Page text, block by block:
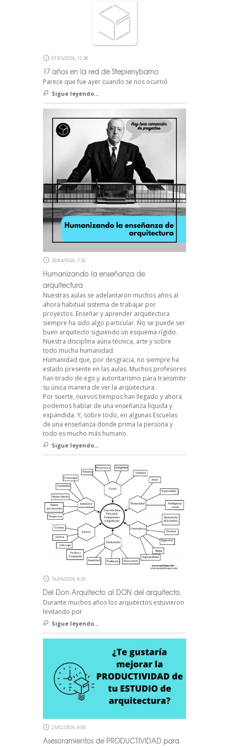
01/05/2026, 12:36
17 años en la red de Stepienybarno
Parece que fue ayer cuando se nos ocurrió
Sigue leyendo...
30/04/2026, 7:32
Humanizando la enseñanza de
arquitectura
Nuestras aulas se adelantaron muchos años al
ahora habitual sistema de trabajar por
proyectos. Enseñar y aprender arquitectura
siempre ha sido algo particular. No se puede ser
buen arquitecto siguiendo un esquema rígido.
Nuestra disciplina aúna técnica, arte y sobre
todo mucha humanidad.
Humanidad que, por desgracia, no siempre ha
estado presente en las aulas. Muchos profesores
han tirado de ego y autoritarismo para transmitir
su única manera de ver la arquitectura.
Por suerte, nuevos tiempos han llegado y ahora
podemos hablar de una enseñanza líquida y
expandida. Y, sobre todo, en algunas Escuelas
de una enseñanza donde prima la persona y
todo es mucho más humano.
Sigue leyendo...
16/04/2026, 8:26
Del Don Arquitecto al DON del arquitecto.
Durante muchos años los arquitectos estuvieron
levitando por
Sigue leyendo...
25/02/2026, 9:00
Asesoramientos de PRODUCTIVIDAD para